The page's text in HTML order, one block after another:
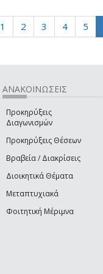
1 2 3 4 5
ΑΝΑΚΟΙΝΩΣΕΙΣ
Προκηρύξεις
Διαγωνισμών
Προκηρύξεις Θέσεων
Βραβεία / Διακρίσεις
Διοικητικά Θέματα
Μεταπτυχιακά
Φοιτητική Μέριμνα